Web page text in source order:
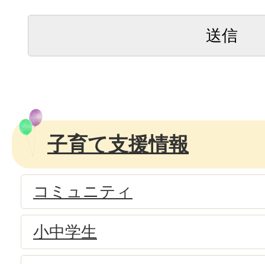
子育て支援情報
コミュニティ
小中学生